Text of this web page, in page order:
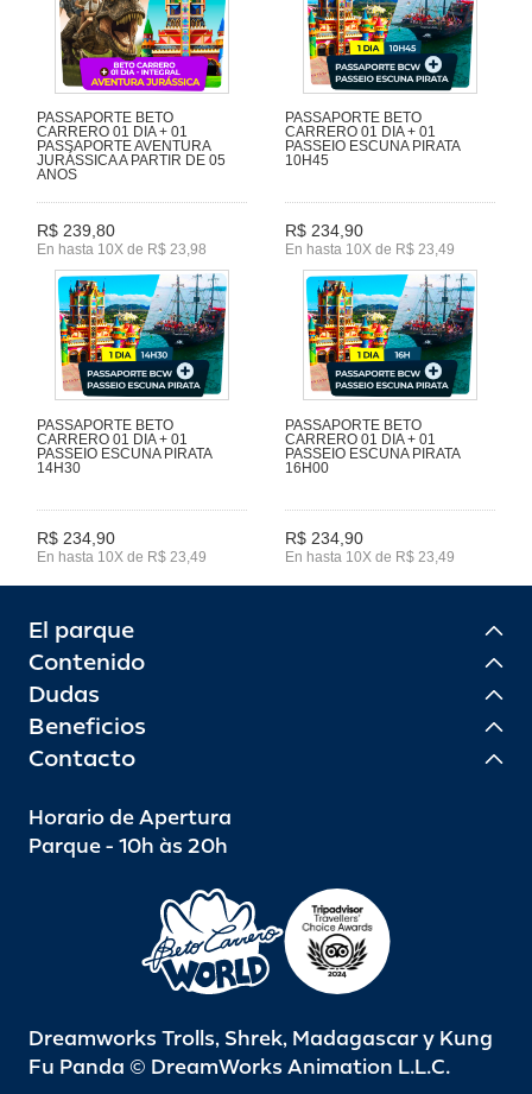
PASSAPORTE BETO
CARRERO 01 DIA + 01
PASSAPORTE AVENTURA
JURÁSSICA A PARTIR DE 05
ANOS
R$ 239,80
En hasta 10X de R$ 23,98
PASSAPORTE BETO
CARRERO 01 DIA + 01
PASSEIO ESCUNA PIRATA
10H45
R$ 234,90
En hasta 10X de R$ 23,49
PASSAPORTE BETO
CARRERO 01 DIA + 01
PASSEIO ESCUNA PIRATA
14H30
R$ 234,90
En hasta 10X de R$ 23,49
PASSAPORTE BETO
CARRERO 01 DIA + 01
PASSEIO ESCUNA PIRATA
16H00
R$ 234,90
En hasta 10X de R$ 23,49
El parque
Contenido
Dudas
Beneficios
Contacto
Horario de Apertura
Parque - 10h às 20h
Dreamworks Trolls, Shrek, Madagascar y Kung
Fu Panda © DreamWorks Animation L.L.C.